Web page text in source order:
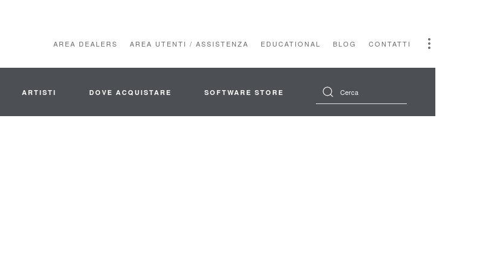
AREA DEALERS AREA UTENTI / ASSISTENZA EDUCATIONAL BLOG CONTATTI
ARTISTI DOVE ACQUISTARE SOFTWARE STORE